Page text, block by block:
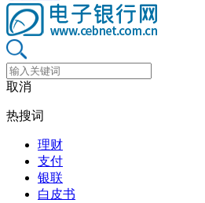
取消
热搜词
理财
支付
银联
白皮书